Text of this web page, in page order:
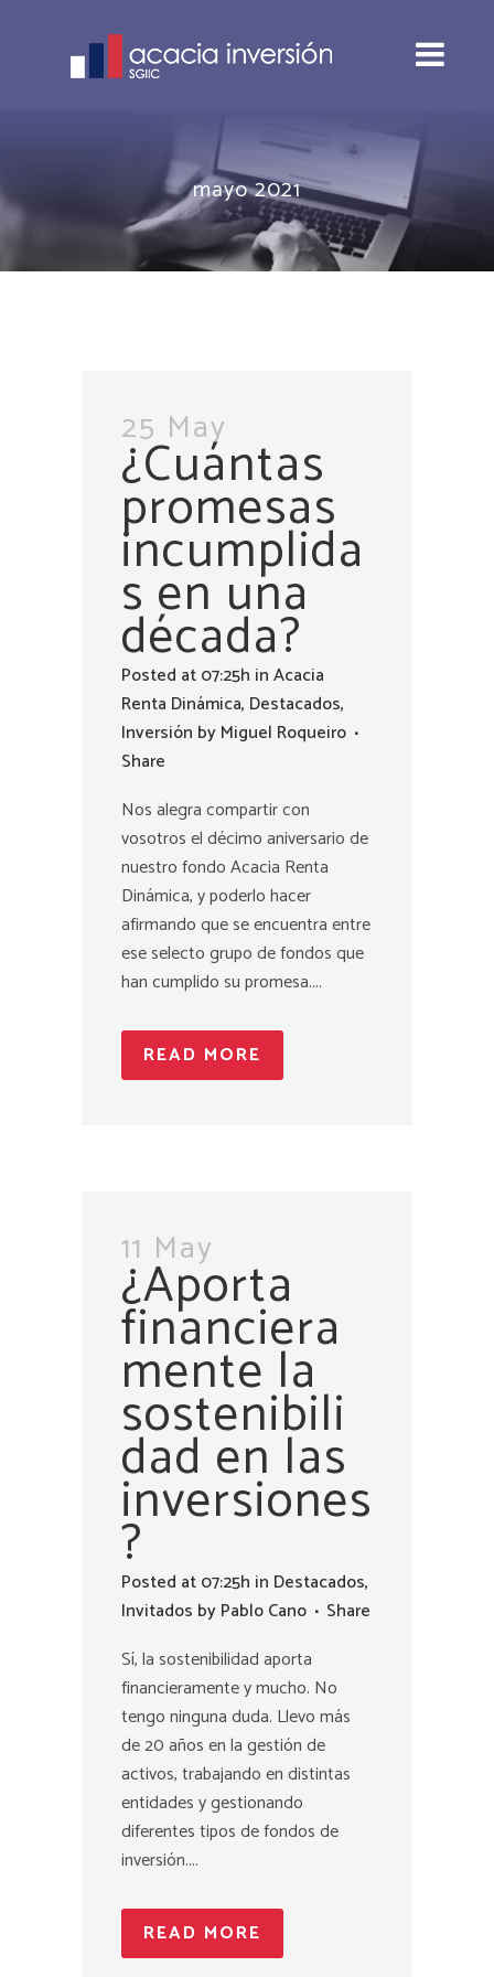
mayo 2021
25 May
¿Cuántas
promesas
incumplida
s en una
década?
Posted at 07:25h inAcacia
Renta Dinámica, Destacados,
Inversión byMiguel Roqueiro
Share
Nos alegra compartir con
vosotros el décimo aniversario de
nuestro fondo Acacia Renta
Dinámica, y poderlo hacer
afirmando que se encuentra entre
ese selecto grupo de fondos que
han cumplido su promesa....
READ MORE
11 May
¿Aporta
financiera
mente la
sostenibili
dad en las
inversiones
?
Posted at 07:25h in Destacados,
Invitados byPablo Cano
Share
Sí, la sostenibilidad aporta
financieramente y mucho. No
tengo ninguna duda. Llevo más
de 20 años en la gestión de
activos, trabajando en distintas
entidades y gestionando
diferentes tipos de fondos de
inversión....
READ MORE